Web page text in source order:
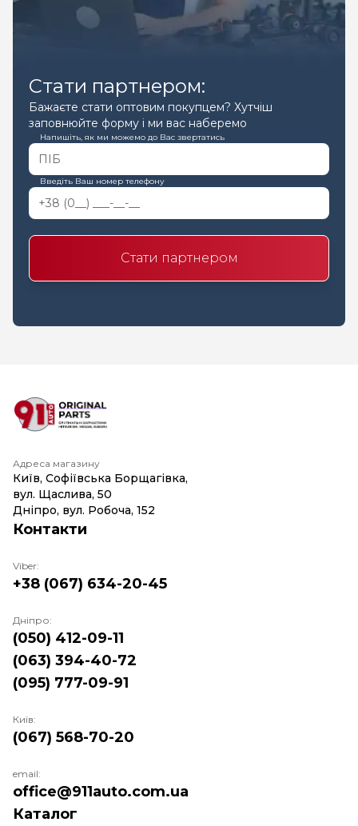
Стати партнером:
Бажаєте стати оптовим покупцем? Хутчіш
заповнюйте форму і ми вас наберемо
Напишіть, як ми можемо до Вас звертатись
Введіть Ваш номер телефону
Стати партнером
Адреса магазину
Київ, Софіївська Борщагівка,
вул. Щаслива, 50
Дніпро, вул. Робоча, 152
Каталог
Контакти
Viber:
+38 (067) 634-20-45
Дніпро:
(050) 412-09-11
(063) 394-40-72
(095) 777-09-91
Київ:
(067) 568-70-20
email:
office@911auto.com.ua